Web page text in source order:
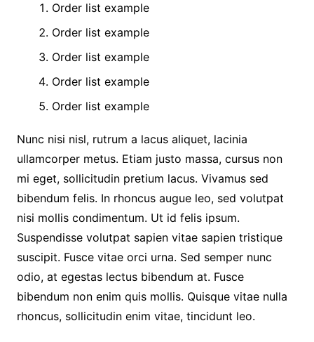
Order list example
Order list example
Order list example
Order list example
Order list example
Nunc nisi nisl, rutrum a lacus aliquet, lacinia
ullamcorper metus. Etiam justo massa, cursus non
mi eget, sollicitudin pretium lacus. Vivamus sed
bibendum felis. In rhoncus augue leo, sed volutpat
nisi mollis condimentum. Ut id felis ipsum.
Suspendisse volutpat sapien vitae sapien tristique
suscipit. Fusce vitae orci urna. Sed semper nunc
odio, at egestas lectus bibendum at. Fusce
bibendum non enim quis mollis. Quisque vitae nulla
rhoncus, sollicitudin enim vitae, tincidunt leo.